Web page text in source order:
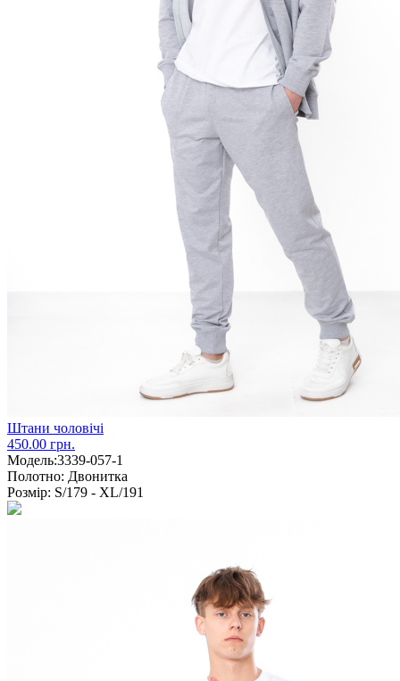
Штани чоловічі
450.00 грн.
Модель:3339-057-1
Полотно: Двонитка
Розмір: S/179 - XL/191